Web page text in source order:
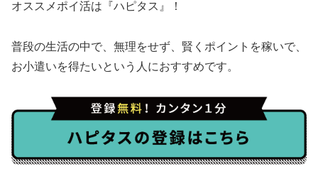
オススメポイ活は『ハピタス』！
普段の生活の中で、無理をせず、賢くポイントを稼いで、
お小遣いを得たいという人におすすめです。